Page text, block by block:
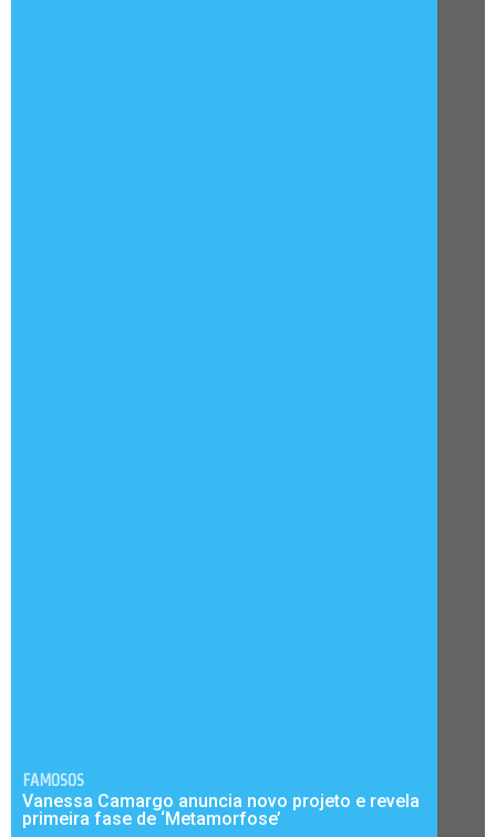
FAMOSOS
Vanessa Camargo anuncia novo projeto e revela
primeira fase de ‘Metamorfose’